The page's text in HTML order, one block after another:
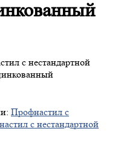
с нестандартной
Профнастил с
с нестандартной